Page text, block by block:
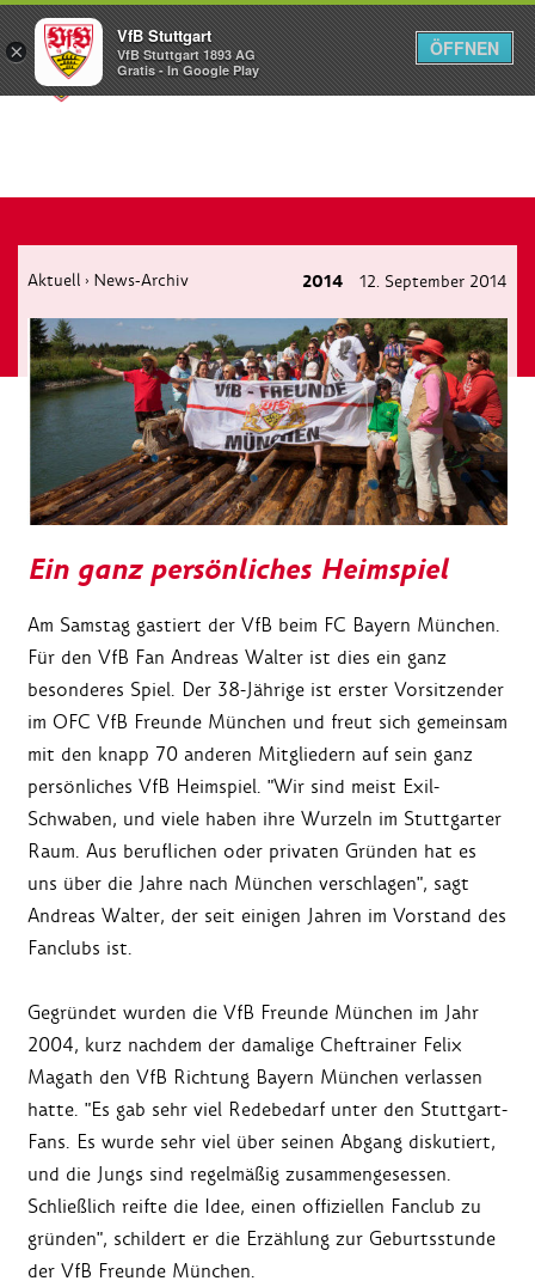
Menü
Aktuell › News-Archiv 2014 12. September 2014
Ein ganz persönliches Heimspiel
Am Samstag gastiert der VfB beim FC Bayern München.
Für den VfB Fan Andreas Walter ist dies ein ganz
besonderes Spiel. Der 38-Jährige ist erster Vorsitzender
im OFC VfB Freunde München und freut sich gemeinsam
mit den knapp 70 anderen Mitgliedern auf sein ganz
persönliches VfB Heimspiel. "Wir sind meist Exil-
Schwaben, und viele haben ihre Wurzeln im Stuttgarter
Raum. Aus beruflichen oder privaten Gründen hat es
uns über die Jahre nach München verschlagen", sagt
Andreas Walter, der seit einigen Jahren im Vorstand des
Fanclubs ist.
Gegründet wurden die VfB Freunde München im Jahr
2004, kurz nachdem der damalige Cheftrainer Felix
Magath den VfB Richtung Bayern München verlassen
hatte. "Es gab sehr viel Redebedarf unter den Stuttgart-
Fans. Es wurde sehr viel über seinen Abgang diskutiert,
und die Jungs sind regelmäßig zusammengesessen.
Schließlich reifte die Idee, einen offiziellen Fanclub zu
gründen", schildert er die Erzählung zur Geburtsstunde
der VfB Freunde München.
×
VfB Stuttgart
VfB Stuttgart 1893 AG
Gratis - In Google Play
ÖFFNEN